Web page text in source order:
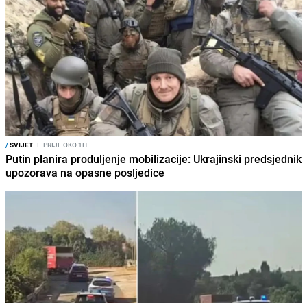
/SVIJET I PRIJE OKO 1H
Putin planira produljenje mobilizacije: Ukrajinski predsjednik
upozorava na opasne posljedice